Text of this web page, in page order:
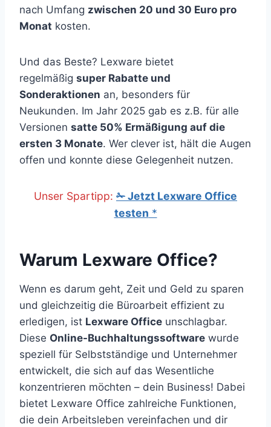
nach Umfang zwischen 20 und 30 Euro pro
Monat kosten.
Und das Beste? Lexware bietet
regelmäßig super Rabatte und
Sonderaktionen an, besonders für
Neukunden. Im Jahr 2025 gab es z.B. für alle
Versionen satte 50% Ermäßigung auf die
ersten 3 Monate. Wer clever ist, hält die Augen
offen und konnte diese Gelegenheit nutzen.
Unser Spartipp: ✁ Jetzt Lexware Office
testen *
Warum Lexware Office?
Wenn es darum geht, Zeit und Geld zu sparen
und gleichzeitig die Büroarbeit effizient zu
erledigen, ist Lexware Office unschlagbar.
Diese Online-Buchhaltungssoftware wurde
speziell für Selbstständige und Unternehmer
entwickelt, die sich auf das Wesentliche
konzentrieren möchten – dein Business! Dabei
bietet Lexware Office zahlreiche Funktionen,
die dein Arbeitsleben vereinfachen und dir